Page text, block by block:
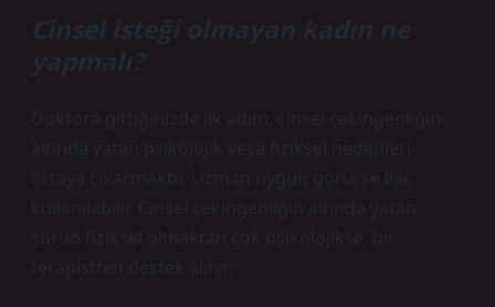
Cinsel isteği olmayan kadın ne
yapmalı?
Doktora gittiğinizde ilk adım, cinsel çekingenliğin
altında yatan psikolojik veya fiziksel nedenleri
ortaya çıkarmaktır. Uzman uygun görürse ilaç
kullanılabilir. Cinsel çekingenliğin altında yatan
sorun fiziksel olmaktan çok psikolojikse, bir
terapistten destek alınır.